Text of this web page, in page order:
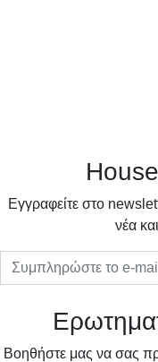
Eγγραφείτε στο
νέα
Βοηθήστε μας να σας